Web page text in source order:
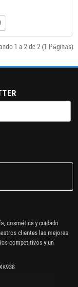
1 a 2 de 2 (1 Páginas)
cosmética y cuidado
clientes las mejores
competitivos y un